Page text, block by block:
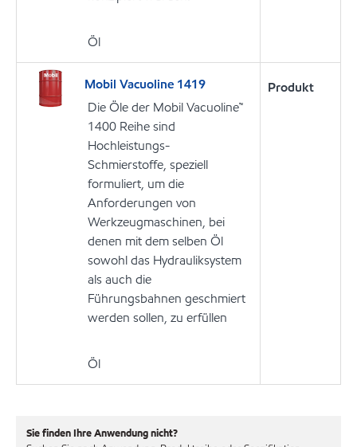
Öl
Mobil Vacuoline 1419
Die Öle der Mobil Vacuoline™
1400 Reihe sind
Hochleistungs-
Schmierstoffe, speziell
formuliert, um die
Anforderungen von
Werkzeugmaschinen, bei
denen mit dem selben Öl
sowohl das Hydrauliksystem
als auch die
Führungsbahnen geschmiert
werden sollen, zu erfüllen
Öl
Produkt
Sie finden Ihre Anwendung nicht?